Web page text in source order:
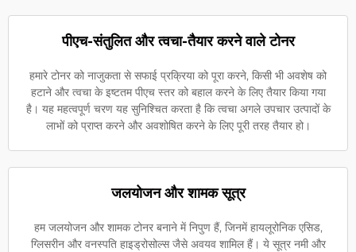
पीएच-संतुलित और त्वचा-तैयार करने वाले टोनर
हमारे टोनर को नाजुकता से सफाई प्रक्रिया को पूरा करने, किसी भी अवशेष को
हटाने और त्वचा के इष्टतम पीएच स्तर को बहाल करने के लिए तैयार किया गया
है। यह महत्वपूर्ण चरण यह सुनिश्चित करता है कि त्वचा अगले उपचार उत्पादों के
लाभों को प्राप्त करने और अवशोषित करने के लिए पूरी तरह तैयार हो।
जलयोजन और शामक सूत्र
हम जलयोजन और शामक टोनर बनाने में निपुण हैं, जिनमें हायलूरोनिक एसिड,
ग्लिसरीन और वनस्पति हाइड्रोसोल्स जैसे अवयव शामिल हैं। ये सूत्र नमी और